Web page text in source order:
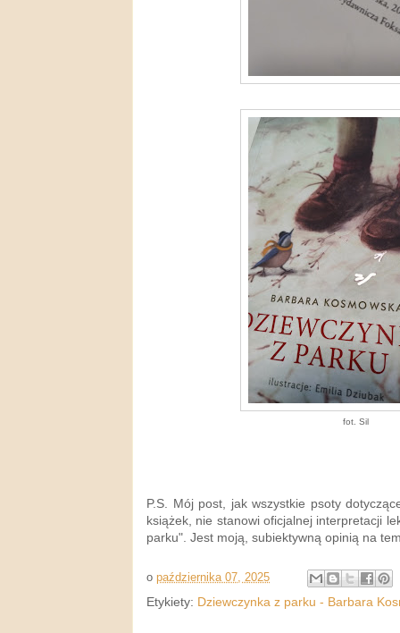
fot. Sil
P.S. Mój post, jak wszystkie psoty
książek, nie stanowi oficjalnej interpretacji
parku". Jest moją, subiektywną opinią na
o października 07, 2025
Etykiety: Dziewczynka z parku - Barbara